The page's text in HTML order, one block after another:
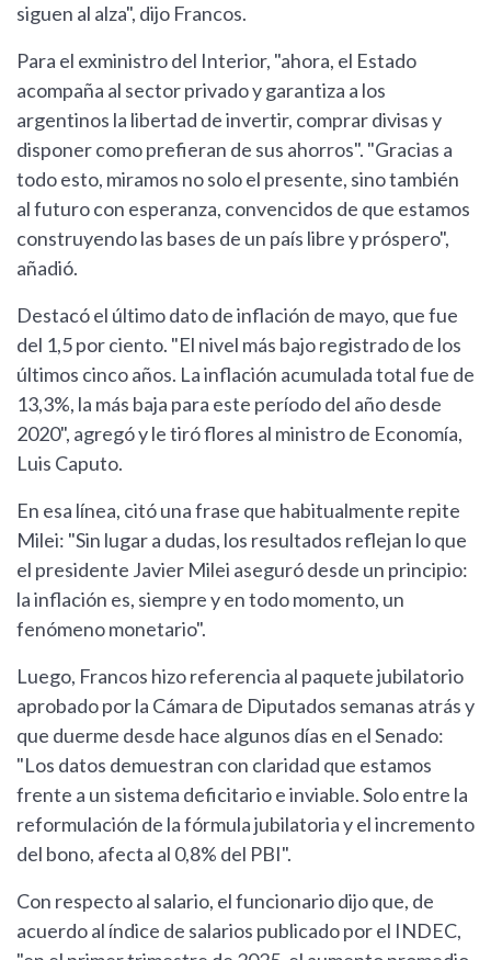
siguen al alza", dijo Francos.
Para el exministro del Interior, "ahora, el Estado
acompaña al sector privado y garantiza a los
argentinos la libertad de invertir, comprar divisas y
disponer como prefieran de sus ahorros". "Gracias a
todo esto, miramos no solo el presente, sino también
al futuro con esperanza, convencidos de que estamos
construyendo las bases de un país libre y próspero",
añadió.
Destacó el último dato de inflación de mayo, que fue
del 1,5 por ciento. "El nivel más bajo registrado de los
últimos cinco años. La inflación acumulada total fue de
13,3%, la más baja para este período del año desde
2020", agregó y le tiró flores al ministro de Economía,
Luis Caputo.
En esa línea, citó una frase que habitualmente repite
Milei: "Sin lugar a dudas, los resultados reflejan lo que
el presidente Javier Milei aseguró desde un principio:
la inflación es, siempre y en todo momento, un
fenómeno monetario".
Luego, Francos hizo referencia al paquete jubilatorio
aprobado por la Cámara de Diputados semanas atrás y
que duerme desde hace algunos días en el Senado:
"Los datos demuestran con claridad que estamos
frente a un sistema deficitario e inviable. Solo entre la
reformulación de la fórmula jubilatoria y el incremento
del bono, afecta al 0,8% del PBI".
Con respecto al salario, el funcionario dijo que, de
acuerdo al índice de salarios publicado por el INDEC,